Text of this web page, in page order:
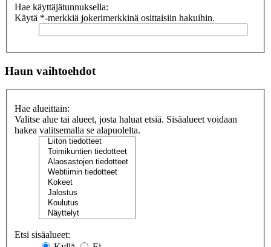
Hae käyttäjätunnuksella:
Käytä *-merkkiä jokerimerkkinä osittaisiin hakuihin.
Haun vaihtoehdot
Hae alueittain:
Valitse alue tai alueet, josta haluat etsiä. Sisäalueet voidaan
hakea valitsemalla se alapuolelta.
Etsi sisäalueet: